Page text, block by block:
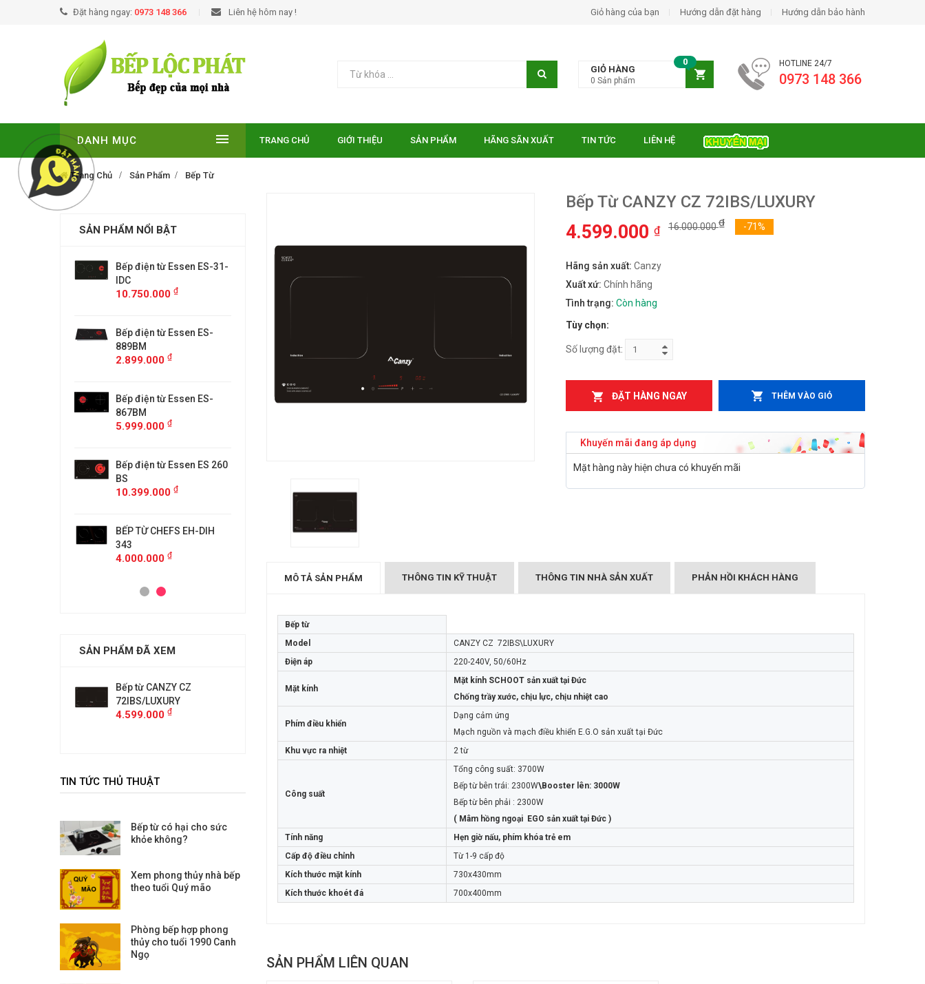
Đặt hàng ngay: 0973 148 366 Liên hệ hôm nay ! Giỏ hàng của bạn Hướng dẫn đặt hàng Hướng dẫn bảo hành
HOTLINE 24/7
0973 148 366
GIỎ HÀNG
0
0 Sản phẩm
DANH MỤC TRANG CHỦ GIỚI THIỆU SẢN PHẨM HÃNG SÃN XUẤT TIN TỨC LIÊN HỆ
Trang Chủ Sản Phẩm Bếp Từ
Bếp Từ CANZY CZ 72IBS/LUXURY
4.599.000 ₫ 16.000.000₫ -71%
Hãng sản xuất: Canzy
Xuất xứ: Chính hãng
Tình trạng: Còn hàng
Tùy chọn:
Số lượng đặt:
ĐẶT HÀNG NGAY THÊM VÀO GIỎ
Khuyến mãi đang áp dụng
Mặt hàng này hiện chưa có khuyến mãi
MÔ TẢ SẢN PHẨM THÔNG TIN KỸ THUẬT THÔNG TIN NHÀ SẢN XUẤT PHẢN HỒI KHÁCH HÀNG
Bếp từ
Model
CANZY CZ 72IBS\LUXURY
Điện áp
220-240V, 50/60Hz
Mặt kính
Mặt kính SCHOOT sản xuất tại Đức
Chống trầy xước, chịu lực, chịu nhiệt cao
Phím điều khiển
Dạng cảm ứng
Mạch nguồn và mạch điều khiển E.G.O sản xuất tại Đức
Khu vực ra nhiệt
2 từ
Công suất
Tổng công suất: 3700W
Bếp từ bên trái: 2300W\Booster lên: 3000W
Bếp từ bên phải : 2300W
( Mâm hồng ngoại EGO sản xuất tại Đức )
Tính năng
Hẹn giờ nấu, phím khóa trẻ em
Cấp độ điều chỉnh
Từ 1-9 cấp độ
Kích thước mặt kính
730x430mm
Kích thước khoét đá
700x400mm
SẢN PHẨM LIÊN QUAN
SẢN PHẨM NỔI BẬT
Bếp điện từ Essen ES-31-
IDC
10.750.000 ₫
Bếp điện từ Essen ES-
889BM
2.899.000 ₫
Bếp điện từ Essen ES-
867BM
5.999.000 ₫
Bếp điện từ Essen ES 260
BS
10.399.000 ₫
BẾP TỪ CHEFS EH-DIH
343
4.000.000 ₫
T210NOTE
4.599.000₫
MÁY HÚT MÙI KÍNH CONG
3.299.000
889BM
2.899.000₫
Bếp điện từ Essen ES-
SẢN PHẨM ĐÃ XEM
Bếp từ CANZY CZ
72IBS/LUXURY
4.599.000 ₫
Bếp từ CANZY CZ
Bếp từ CANZY CZ
72IBS/LUXURY
4.599.000₫
TIN TỨC THỦ THUẬT
Bếp từ có hại cho sức
khỏe không?
Xem phong thủy nhà bếp
theo tuổi Quý mão
Phòng bếp hợp phong
thủy cho tuổi 1990 Canh
Ngọ